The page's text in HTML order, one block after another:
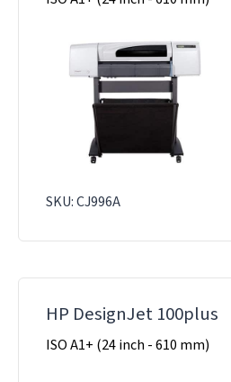
SKU: CJ996A
HP DesignJet 100plus
ISO A1+ (24 inch - 610 mm)